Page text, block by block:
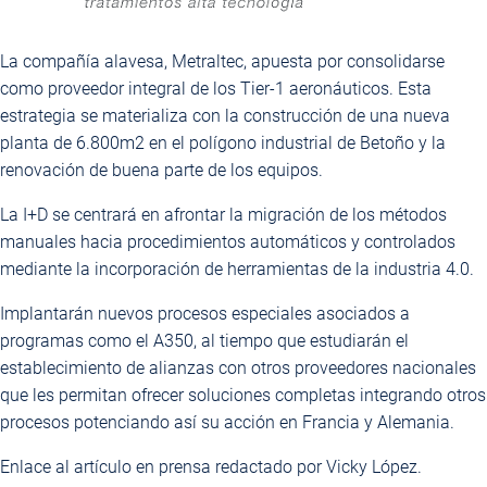
La compañía alavesa, Metraltec, apuesta por consolidarse
como proveedor integral de los Tier-1 aeronáuticos. Esta
estrategia se materializa con la construcción de una nueva
planta de 6.800m2 en el polígono industrial de Betoño y la
renovación de buena parte de los equipos.
La I+D se centrará en afrontar la migración de los métodos
manuales hacia procedimientos automáticos y controlados
mediante la incorporación de herramientas de la industria 4.0.
Implantarán nuevos procesos especiales asociados a
programas como el A350, al tiempo que estudiarán el
establecimiento de alianzas con otros proveedores nacionales
que les permitan ofrecer soluciones completas integrando otros
procesos potenciando así su acción en Francia y Alemania.
Enlace al artículo en prensa redactado por Vicky López.